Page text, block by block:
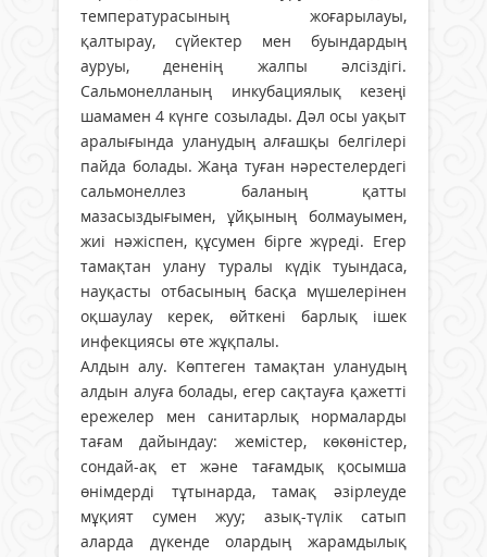
температурасының жоғарылауы,
қалтырау, сүйектер мен буындардың
ауруы, дененің жалпы әлсіздігі.
Сальмонелланың инкубациялық кезеңі
шамамен 4 күнге созылады. Дәл осы уақыт
аралығында уланудың алғашқы белгілері
пайда болады. Жаңа туған нәрестелердегі
сальмонеллез баланың қатты
мазасыздығымен, ұйқының болмауымен,
жиі нәжіспен, құсумен бірге жүреді. Егер
тамақтан улану туралы күдік туындаса,
науқасты отбасының басқа мүшелерінен
оқшаулау керек, өйткені барлық ішек
инфекциясы өте жұқпалы.
Алдын алу. Көптеген тамақтан уланудың
алдын алуға болады, егер сақтауға қажетті
ережелер мен санитарлық нормаларды
тағам дайындау: жемістер, көкөністер,
сондай-ақ ет және тағамдық қосымша
өнімдерді тұтынарда, тамақ әзірлеуде
мұқият сумен жуу; азық-түлік сатып
аларда дүкенде олардың жарамдылық